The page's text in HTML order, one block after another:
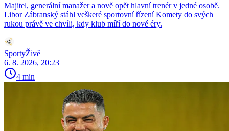
Majitel, generální manažer a nově opět hlavní trenér v jedné osobě.
Libor Zábranský stáhl veškeré sportovní řízení Komety do svých
rukou právě ve chvíli, kdy klub míří do nové éry.
SportyŽivě
6. 8. 2026, 20:23
4 min